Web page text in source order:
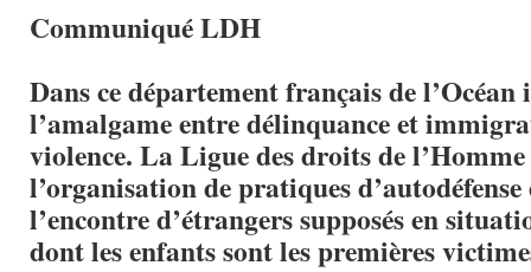
Communiqué LDH
Dans ce département français de l’Océan
l’amalgame entre délinquance et
violence. La Ligue des droits de l’Homme
l’organisation de pratiques
l’encontre d’étrangers supposés en
dont les enfants sont les premières